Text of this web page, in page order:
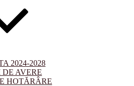
2024-2028
AVERE
HOTĂRÂRE